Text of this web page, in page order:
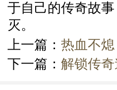
于自己的传奇故
灭。
上一篇： 热血不
下一篇： 解锁传